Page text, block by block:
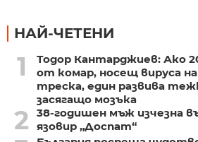
НАЙ-ЧЕТЕНИ
1
Тодор Кантарджиев: Ако
от комар, носещ вируса
треска, един развива
засягащо мозъка
2
38-годишен мъж изчезна
язовир „Доспат“